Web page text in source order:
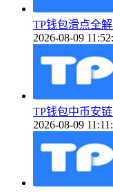
TP钱包滑点全
2026-08-09
TP钱包中币安
2026-08-09